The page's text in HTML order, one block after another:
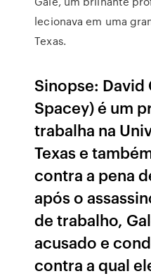
lecionava em uma
Texas.
Sinopse: David
Spacey) é um
trabalha na
Texas e
contra a pena
após o
de trabalho,
acusado e
contra a qual